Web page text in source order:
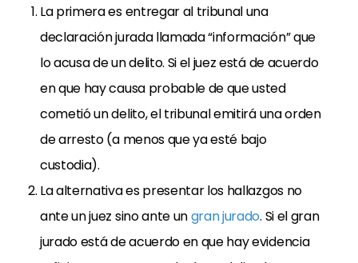
La primera es entregar al tribunal una
declaración jurada llamada “información” que
lo acusa de un delito. Si el juez está de acuerdo
en que hay causa probable de que usted
cometió un delito, el tribunal emitirá una orden
de arresto (a menos que ya esté bajo
custodia).
La alternativa es presentar los hallazgos no
ante un juez sino ante ungran jurado. Si el gran
jurado está de acuerdo en que hay evidencia